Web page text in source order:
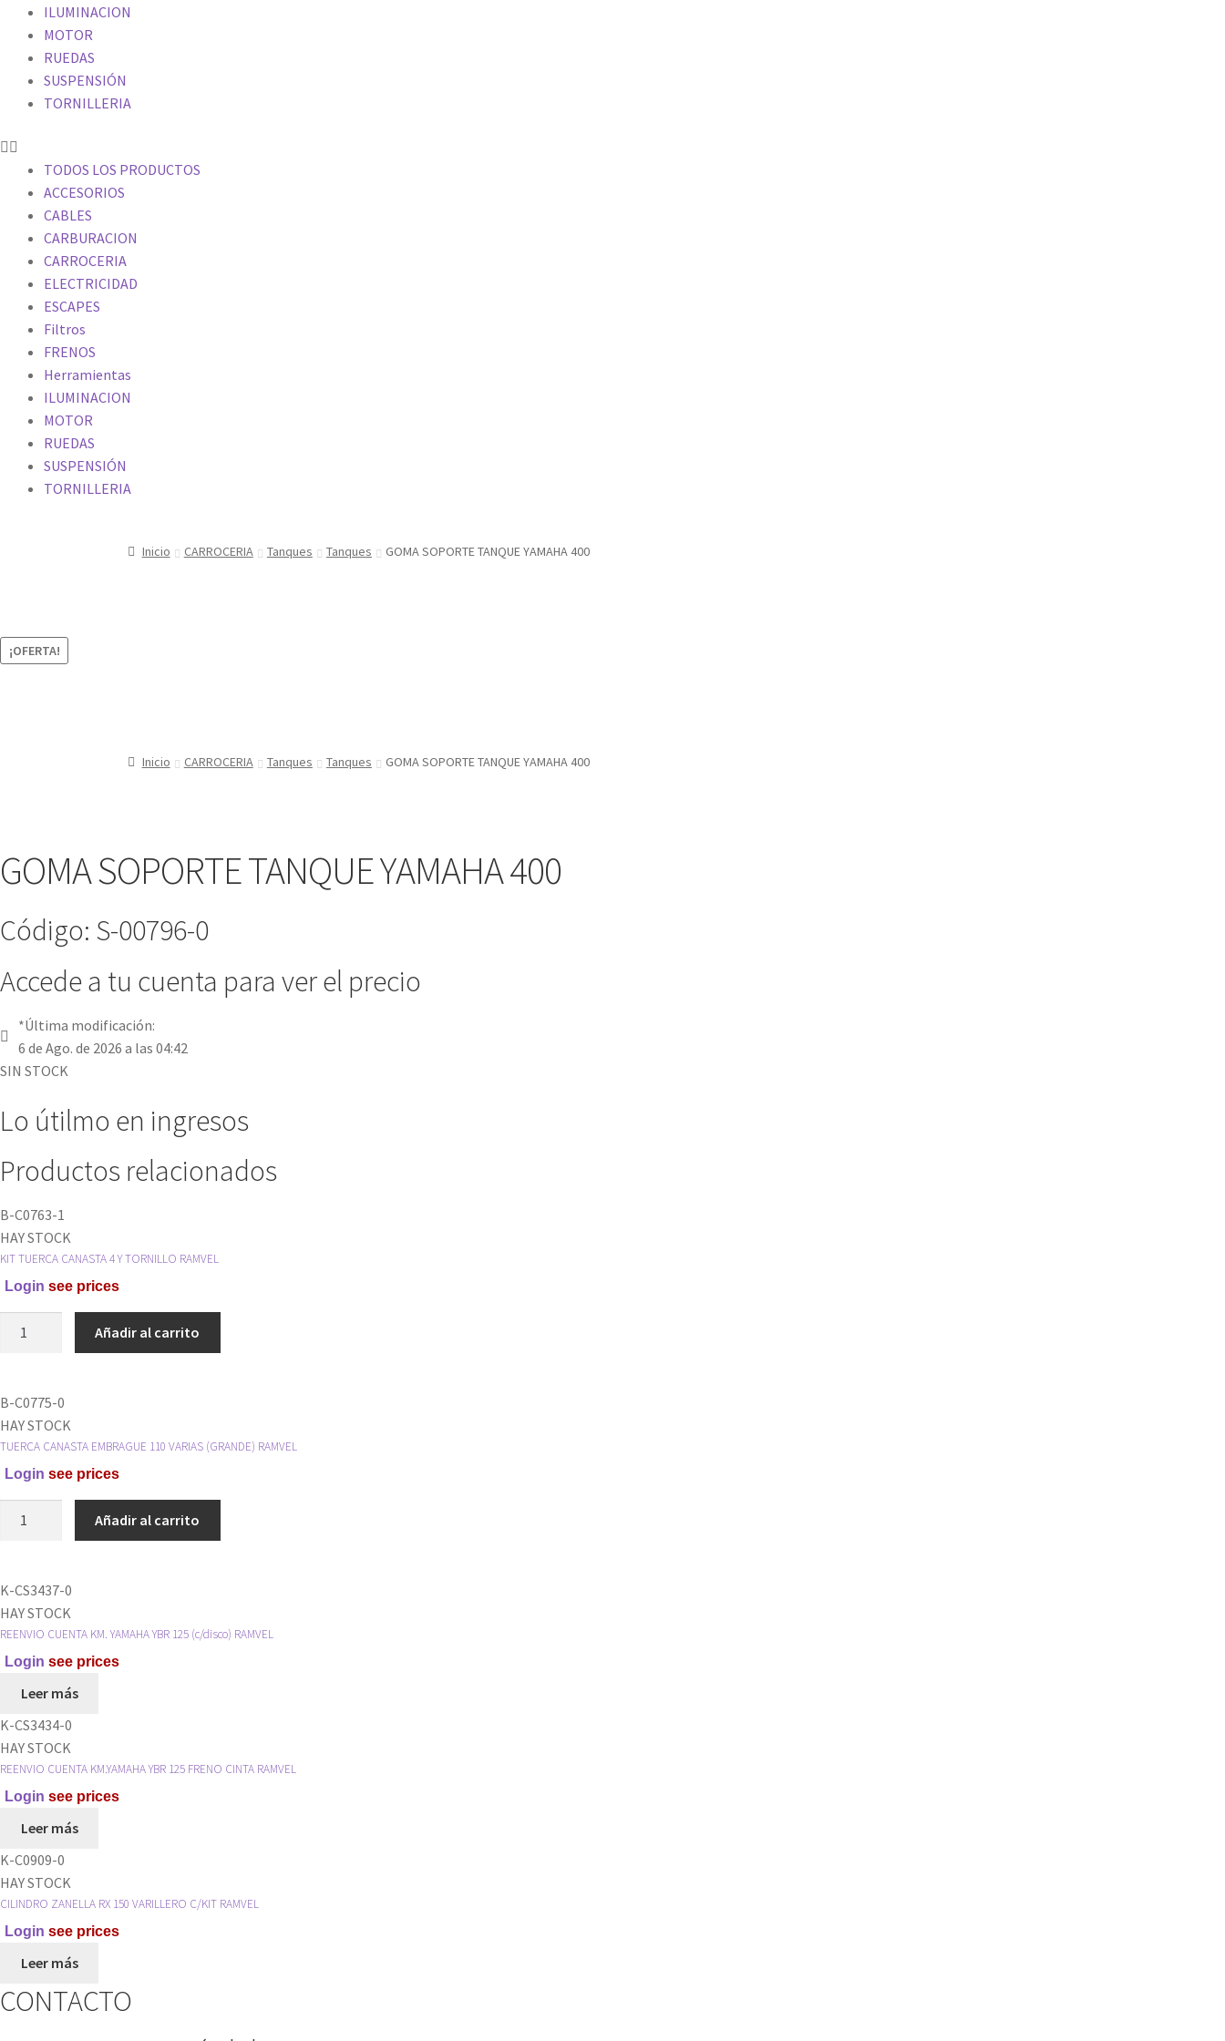
ILUMINACION
MOTOR
RUEDAS
SUSPENSIÓN
TORNILLERIA
TODOS LOS PRODUCTOS
ACCESORIOS
CABLES
CARBURACION
CARROCERIA
ELECTRICIDAD
ESCAPES
Filtros
FRENOS
Herramientas
ILUMINACION
MOTOR
RUEDAS
SUSPENSIÓN
TORNILLERIA
Inicio CARROCERIA Tanques Tanques GOMA SOPORTE TANQUE YAMAHA 400
¡OFERTA!
Inicio CARROCERIA Tanques Tanques GOMA SOPORTE TANQUE YAMAHA 400
GOMA SOPORTE TANQUE YAMAHA 400
Código: S-00796-0
Accede a tu cuenta para ver el precio
*Última modificación:
6 de Ago. de 2026 a las 04:42
SIN STOCK
Lo útilmo en ingresos
Productos relacionados
B-C0763-1
HAY STOCK
KIT TUERCA CANASTA 4 Y TORNILLO RAMVEL
Login see prices
Y
TORNILLO
cantidad
Añadir al carrito
B-C0775-0
HAY STOCK
TUERCA CANASTA EMBRAGUE 110 VARIAS (GRANDE) RAMVEL
Login see prices
VARIAS
(GRANDE)
cantidad
Añadir al carrito
K-CS3437-0
HAY STOCK
REENVIO CUENTA KM. YAMAHA YBR 125 (c/disco) RAMVEL
Login see prices
Leer más
K-CS3434-0
HAY STOCK
REENVIO CUENTA KM.YAMAHA YBR 125 FRENO CINTA RAMVEL
Login see prices
Leer más
K-C0909-0
HAY STOCK
CILINDRO ZANELLA RX 150 VARILLERO C/KIT RAMVEL
Login see prices
Leer más
CONTACTO